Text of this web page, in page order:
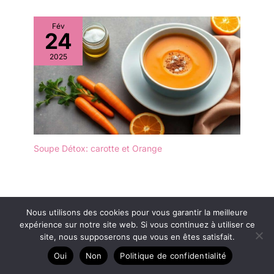
bouteille d’huile de table
fera fureur aussi bien
dans votre cuisine que
sur votre table.
seulement une bouteille
pour l’huile, il s’agit aussi
d’un contenant
polyvalent pour le
vinaigre ou tout autre
liquide. Idéale pour
l'assaisonnement des
salades ou la cuisson,
cette carafe d’huile et de
vinaigre est un outil
indispensable pour
bouteille pour huile
Olietta est réutilisable et
lavable au lave-vaisselle,
garantissant un
nettoyage sans effort.
Grâce à son design
Fév
24
2025
Soupe Détox: carotte et Orange
Nous utilisons des cookies pour vous garantir la meilleure
expérience sur notre site web. Si vous continuez à utiliser ce
site, nous supposerons que vous en êtes satisfait.
Oui
Non Politique de confidentialité